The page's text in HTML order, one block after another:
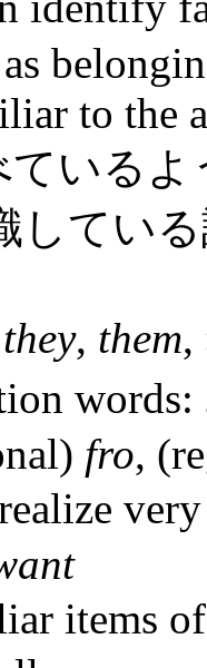
to the
ている
してい
they, them,
words:
fro,
items